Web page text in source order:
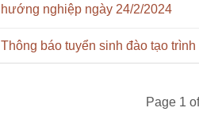
hướng nghiệp ngày 24/2/2024
Thông báo tuyển sinh đào tạo
Page 1